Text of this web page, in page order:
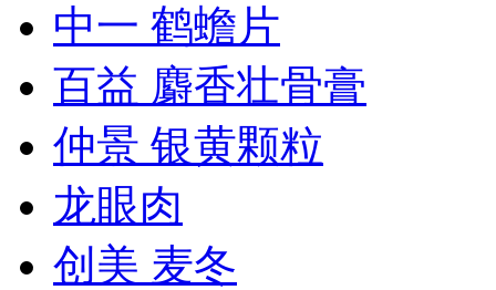
中一 鹤蟾片
百益 麝香壮骨膏
仲景 银黄颗粒
龙眼肉
创美 麦冬